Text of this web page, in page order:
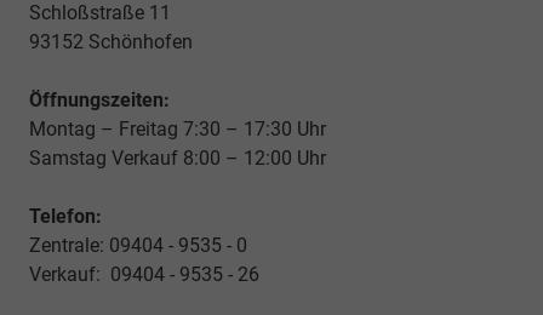
Schloßstraße 11
93152 Schönhofen
Öffnungszeiten:
Montag – Freitag 7:30 – 17:30 Uhr
Samstag Verkauf 8:00 – 12:00 Uhr
Telefon:
Zentrale: 09404 - 9535 - 0
Verkauf: 09404 - 9535 - 26